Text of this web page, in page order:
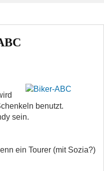
benutzt.
sein.
ein Tourer (mit Sozia?)